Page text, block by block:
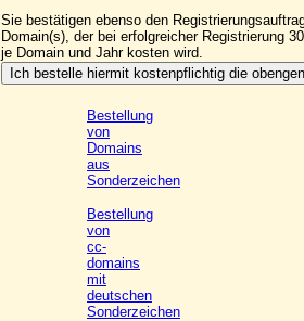
Sie bestätigen ebenso den
Domain(s), der bei erfolgreicher Registrierung
je Domain und Jahr kosten wird.
Bestellung
von
Domains
aus
Sonderzeichen
Bestellung
von
cc-
domains
mit
deutschen
Sonderzeichen